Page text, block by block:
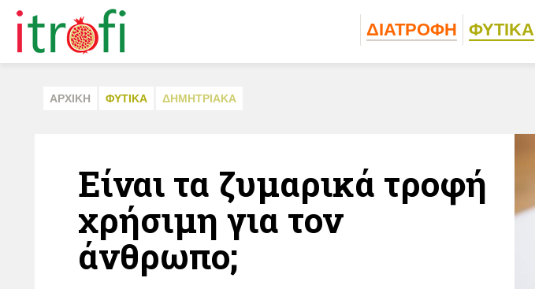
ΔΙΑΤΡΟΦΗ ΦΥΤΙΚA
ΑΡΧΙΚΗ ΦΥΤΙΚA ΔΗΜΗΤΡΙΑΚA
Είναι τα ζυμαρικά τροφή
χρήσιμη για τον
άνθρωπο;